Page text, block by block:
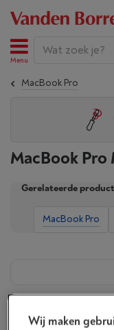
Menu
MacBook Pro
MacBook Pro
Gerelateerde
MacBook Pro
Alle filters
Wij maken